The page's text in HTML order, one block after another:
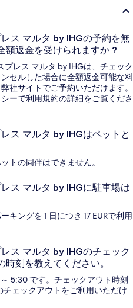
ス マルタ by IHGの予約を無
額返金を受けられますか ?
プレス マルタ by IHGは、チェック
セルした場合に全額返金可能な料
社サイトでご予約いただけます。
ーで利用規約の詳細をご覧くださ
ス マルタ by IHGはペットと
トの同伴はできません。
ス マルタ by IHGに駐車場は
キングを 1 日につき 17 EURで利用
ス マルタ by IHGのチェック
刻を教えてください。
5:30 です。チェックアウト時刻
チェックアウトをご利用いただけ